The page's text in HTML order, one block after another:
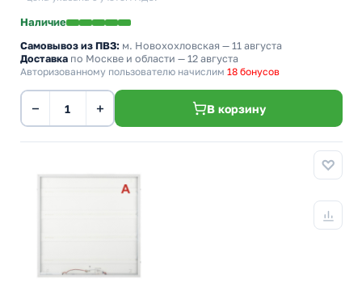
Наличие
Самовывоз из ПВЗ: м. Новохохловская — 11 августа
Доставка по Москве и области — 12 августа
Авторизованному пользователю начислим 18 бонусов
− + В корзину